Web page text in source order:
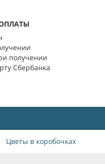
получении
Сбербанка
Цветы в коробочках